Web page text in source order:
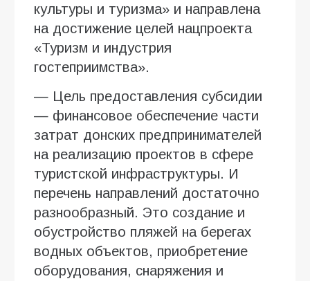
культуры и туризма» и направлена
на достижение целей нацпроекта
«Туризм и индустрия
гостеприимства».
— Цель предоставления субсидии
— финансовое обеспечение части
затрат донских предпринимателей
на реализацию проектов в сфере
туристской инфраструктуры. И
перечень направлений достаточно
разнообразный. Это создание и
обустройство пляжей на берегах
водных объектов, приобретение
оборудования, снаряжения и